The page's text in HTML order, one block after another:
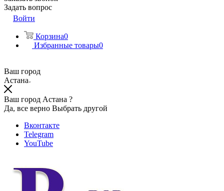
Задать вопрос
Войти
Корзина0
Избранные товары0
Ваш город
Астана
Ваш город Астана ?
Да, все верно Выбрать другой
Вконтакте
Telegram
YouTube